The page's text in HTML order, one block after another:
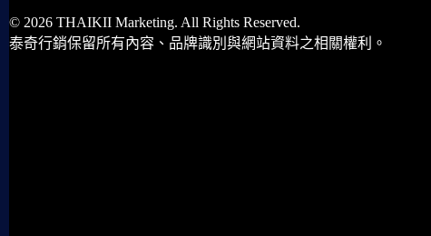
© 2026 THAIKII Marketing. All Rights Reserved.
泰奇行銷保留所有內容、品牌識別與網站資料之相關權利。